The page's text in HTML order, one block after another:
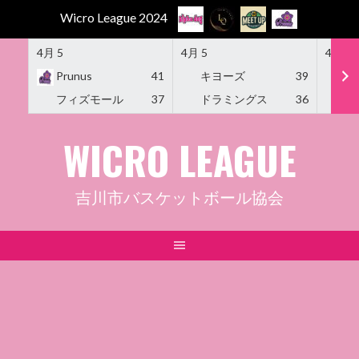
Wicro League 2024
4月 5
Prunus
41
フィズモール
37
4月 5
キヨーズ
39
ドラミングス
36
4月 5
WICRO LEAGUE
吉川市バスケットボール協会